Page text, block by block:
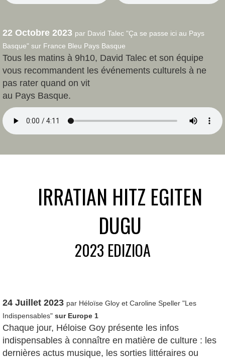
22 Octobre 2023 par David Talec "Ça se passe ici au Pays
Basque" sur France Bleu Pays Basque
Tous les matins à 9h10, David Talec et son équipe
vous recommandent les événements culturels à ne
pas rater quand on vit
au Pays Basque.
IRRATIAN HITZ EGITEN
DUGU
2023 EDIZIOA
24 Juillet 2023 par Héloïse Gloy et Caroline Speller "Les
Indispensables" sur Europe 1
Chaque jour, Héloise Goy présente les infos
indispensables à connaître en matière de culture : les
dernières actus musique, les sorties littéraires ou